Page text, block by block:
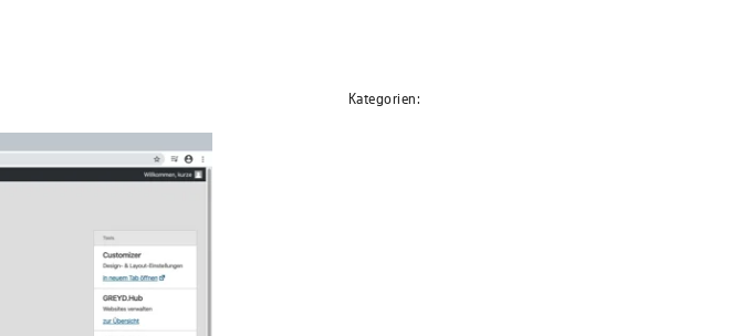
Kategorien: